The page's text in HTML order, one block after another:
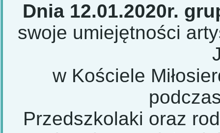
Dnia 12.01.2020r.
swoje umiejętności
w Kościele
Przedszkolaki oraz